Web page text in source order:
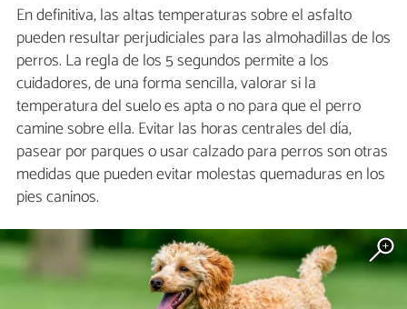
En definitiva, las altas temperaturas sobre el asfalto
pueden resultar perjudiciales para las almohadillas de los
perros. La regla de los 5 segundos permite a los
cuidadores, de una forma sencilla, valorar si la
temperatura del suelo es apta o no para que el perro
camine sobre ella. Evitar las horas centrales del día,
pasear por parques o usar calzado para perros son otras
medidas que pueden evitar molestas quemaduras en los
pies caninos.